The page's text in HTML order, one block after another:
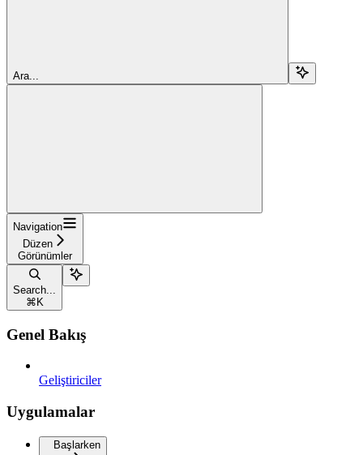
Ara...
Navigation
Düzen
Görünümler
Search...
⌘ K
Genel Bakış
Geliştiriciler
Uygulamalar
Başlarken